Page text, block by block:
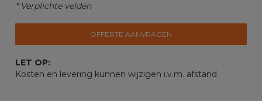
* Verplichte velden
OFFERTE AANVRAGEN
LET OP:
Kosten en levering kunnen wijzigen i.v.m. afstand